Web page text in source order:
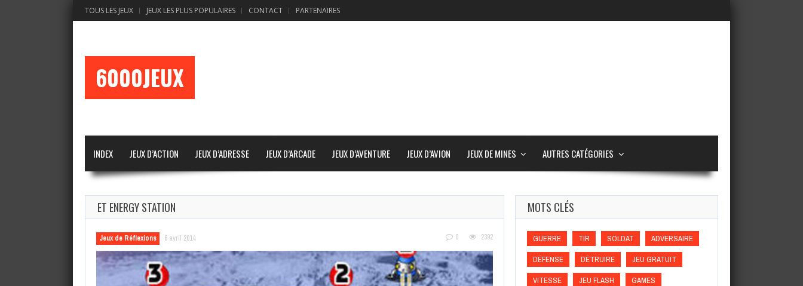
TOUS LES JEUX JEUX LES PLUS POPULAIRES CONTACT PARTENAIRES
6000JEUX
INDEX JEUX D’ACTION JEUX D’ADRESSE JEUX D’ARCADE JEUX D’AVENTURE JEUX D’AVION JEUX DE MINES AUTRES CATÉGORIES
ET ENERGY STATION
Jeux de Réflexions 6 avril 2014 0 2392
MOTS CLÉS
GUERRE TIR SOLDAT ADVERSAIRE
DÉFENSE DÉTRUIRE JEU GRATUIT
VITESSE JEU FLASH GAMES